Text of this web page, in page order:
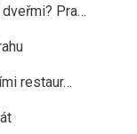
Pra…
restaur…